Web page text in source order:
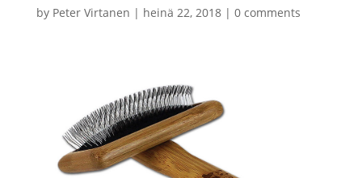
by Peter Virtanen | heinä 22, 2018| 0 comments